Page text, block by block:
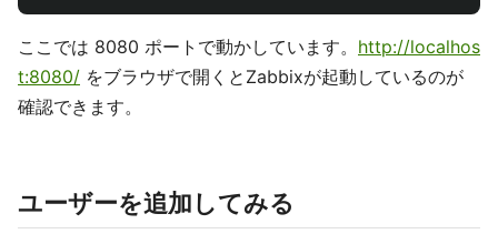
ここでは 8080 ポートで動かしています。 http://localhos
t:8080/ をブラウザで開くとZabbixが起動しているのが
確認できます。
ユーザーを追加してみる